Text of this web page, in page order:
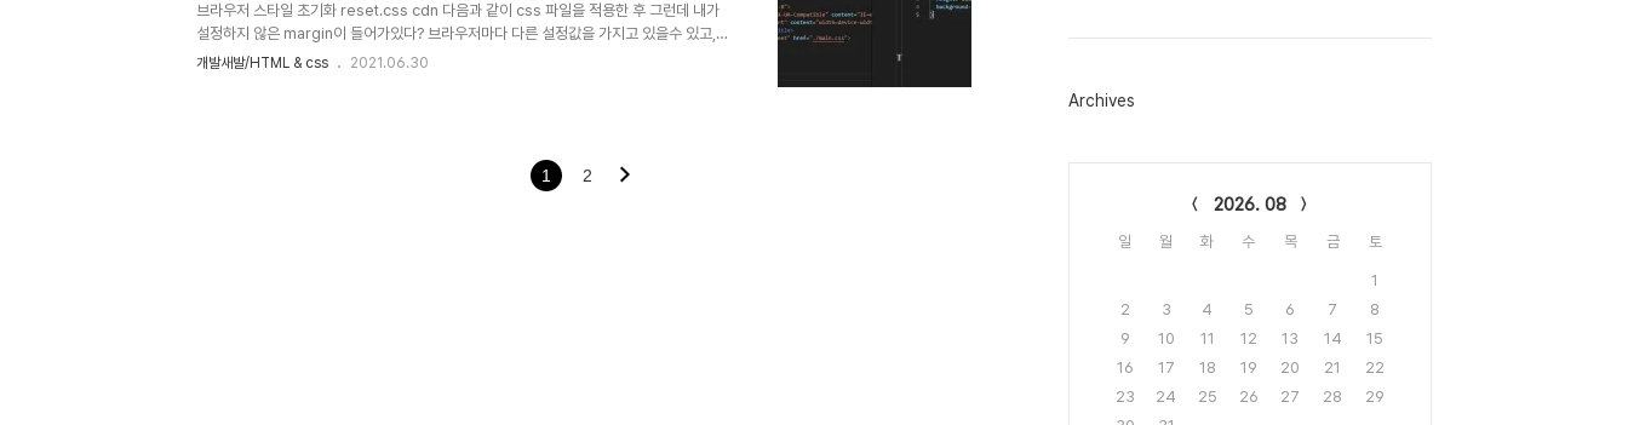
브라우저 스타일 초기화 reset.css cdn 다음과 같이 css 파일을 적용한 후 그런데 내가
설정하지 않은 margin이 들어가있다? 브라우저마다 다른 설정값을 가지고 있을수 있고,
이는 사용자가 보기에도, 브라우저마다 개발 의도와는 다른 화면을 보여주게 될 수도 있다.
다면 codepen.io에서는 이를 어떻게 적용할까? css 설정부분에서..
개발새발/HTML & css 2021.06.30
1 2
그
Archives
2026. 08
일 월 화 수 목 금 토
1
2
3 4 5 6 7
8
9
10 11 12 13 14
15
16
17 18 19 20 21
22
23
24 25 26 27 28
29